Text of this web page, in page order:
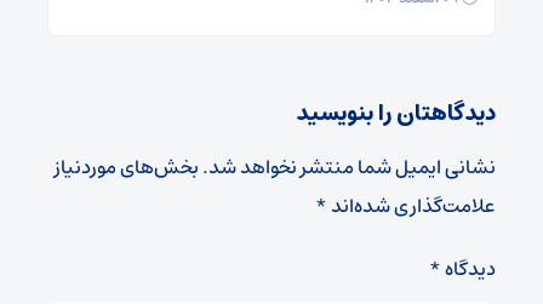
دیدگاهتان را بنویسید
نشانی ایمیل شما منتشر نخواهد شد.بخش‌های موردنیاز
علامت‌گذاری شده‌اند*
دیدگاه*